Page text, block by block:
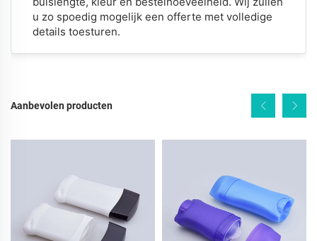
u zo spoedig mogelijk een offerte met volledige
details toesturen.
Aanbevolen producten